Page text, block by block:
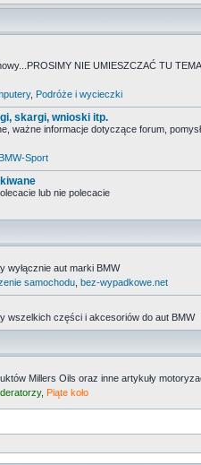
NIE UMIESZCZAĆ TU
, Podróże i wycieczki
skargi, wnioski itp.
ważne informacje dotyczące forum,
Sport
lub nie polecacie
wyłącznie aut marki BMW
samochodu bez-wypadkowe.net
wszelkich części i akcesoriów do aut BMW
Millers Oils oraz inne artykuły
, Piąte koło